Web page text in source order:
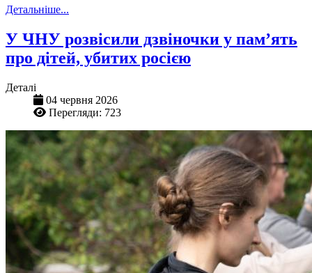
Детальніше...
У ЧНУ розвісили дзвіночки у пам’ять
про дітей, убитих росією
Деталі
04 червня 2026
Перегляди: 723